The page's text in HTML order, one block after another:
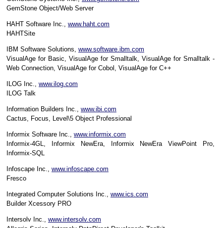
GemStone Object/Web Server
HAHT Software Inc., www.haht.com
HAHTSite
IBM Software Solutions, www.software.ibm.com
VisualAge for Basic, VisualAge for Smalltalk, VisualAge for Smalltalk -
Web Connection, VisualAge for Cobol, VisualAge for C++
ILOG Inc., www.ilog.com
ILOG Talk
Information Builders Inc., www.ibi.com
Cactus, Focus, Level\5 Object Professional
Informix Software Inc., www.informix.com
Informix-4GL, Informix NewEra, Informix NewEra ViewPoint Pro,
Informix-SQL
Infoscape Inc., www.infoscape.com
Fresco
Integrated Computer Solutions Inc., www.ics.com
Builder Xcessory PRO
Intersolv Inc., www.intersolv.com